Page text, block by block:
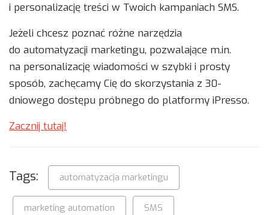
i personalizację treści w Twoich kampaniach SMS.
Jeżeli chcesz poznać różne narzędzia
do automatyzacji marketingu, pozwalające m.in.
na personalizację wiadomości w szybki i prosty
sposób, zachęcamy Cię do skorzystania z 30-
dniowego dostępu próbnego do platformy iPresso.
Zacznij tutaj!
Tags: automatyzacja marketingu
marketing automation SMS